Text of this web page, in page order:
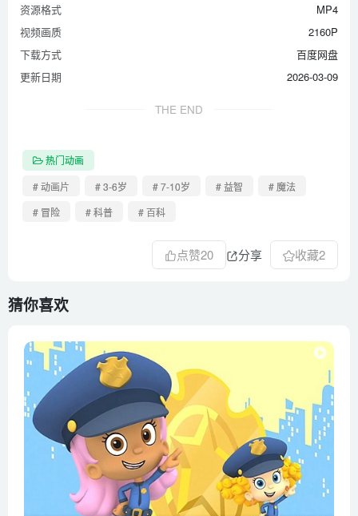
第42集 THE INVASION OF THE CLAMSHELLS
第43集 WHERE’S MARC
第44集 DOCTOR LULU
第45集 HICCUPS
第46集 THE CLASS MASCOT
第48集 READY,CAMERA,ACTION!
第49集 THE NEVERENDING GAME
第50集 THE USUAL SUSPECT
第52集 VAMPY WERE·GHOST
资源格式
MP4
视频画质
2160P
下载方式
百度网盘
更新日期
2026-03-09
THE END
热门动画
# 动画片
# 3-6岁 # 7-10岁 # 益智
# 魔法
# 冒险
# 科普 # 百科
点赞20 分享 收藏2
猜你喜欢